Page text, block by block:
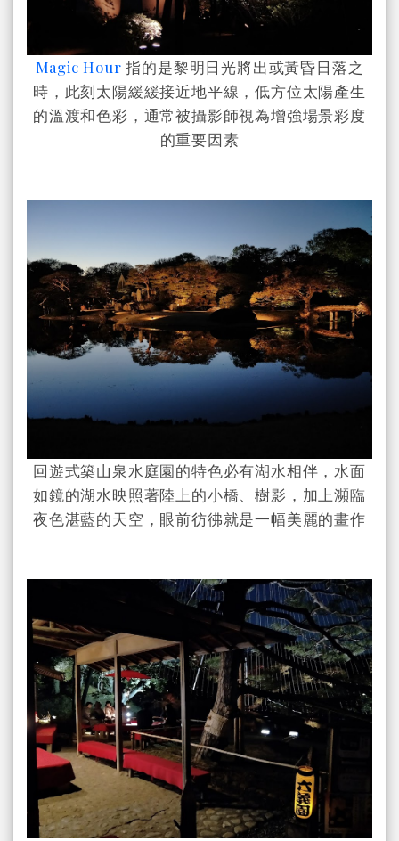
Magic Hour 指的是黎明日光將出或黃昏日落之
時，此刻太陽緩緩接近地平線，低方位太陽產生
的溫渡和色彩，通常被攝影師視為增強場景彩度
的重要因素
回遊式築山泉水庭園的特色必有湖水相伴，水面
如鏡的湖水映照著陸上的小橋、樹影，加上瀕臨
夜色湛藍的天空，眼前彷彿就是一幅美麗的畫作